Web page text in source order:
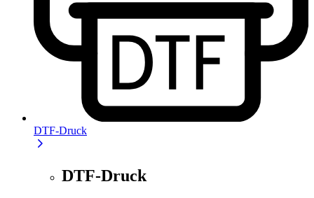
DTF-Druck
DTF-Druck